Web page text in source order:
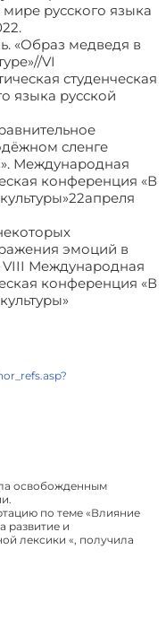
русского языка
«Образ медведя в
VI
студенческая
языка русской
сленге
Международная
конференция «В
эмоций в
VIII Международная
конференция «В
освобожденным
по теме «Влияние
развитие и
лексики «, получила